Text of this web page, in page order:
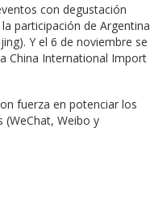
con degustación
participación de Argentina
Y el 6 de noviembre se
China International Import
fuerza en potenciar los
(WeChat, Weibo y